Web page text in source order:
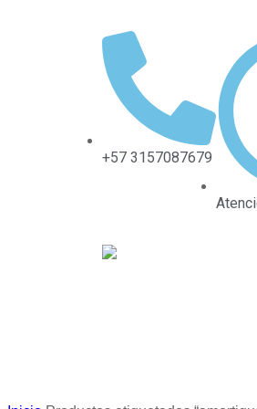
+57 3157087679